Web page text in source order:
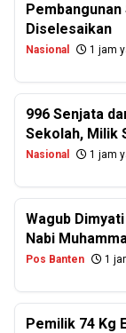
Diselesaikan
Nasional 1 jam
996 Senjata
Sekolah, Milik
Nasional 1 jam
Wagub
Nabi
Pos Banten 1
Pemilik 74 Kg